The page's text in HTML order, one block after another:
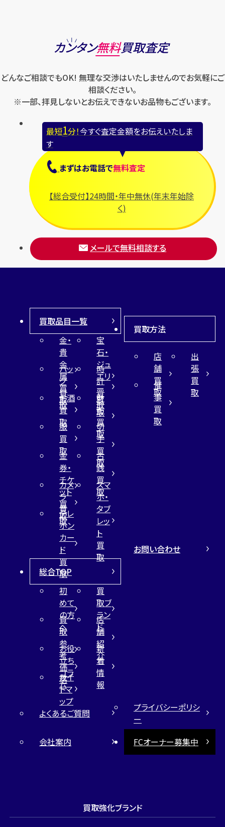
スウォッチ
ゼニス
セリーヌ
ハリー・ウィンストン
フェラガモ
フェンディ
ブライトリング
プラダ
フランク ミュラー
ロエベ
ロンジン
カンタン無料買取査定
どんなご相談でもOK! 無理な交渉はいたしませんのでお気軽にご
相談ください。
※一部、拝見しないとお伝えできないお品物もございます。
最短1分！今すぐ査定金額をお伝えいたしま
す
まずはお電話で無料査定
【総合受付】24時間・年中無休(年末年始除
く)
メールで無料相談する
買取品目一覧
金・
貴
金
属
買
取
宝
石・
ジュ
エリ
ー
買
取
バッ
グ
買
取
時
計
買
取
お酒
買
取
財
布
買
取
服
買
取
切
手
買
取
金
券・
チケ
ット
買
取
古
銭
買
取
カメ
ラ
買
取
スマ
ホ・
タブ
レッ
ト
買
取
テレ
ホン
カー
ド
買
取
買取方法
店
舗
買
取
出
張
買
取
催
事
買
取
総合TOP
初
めて
の方
へ
買
取ブ
ラン
ド
買
取
参
考
価
格
店
舗
紹
介
お役
立ち
コラ
ム
新
着
情
報
サイ
トマ
ップ
お問い合わせ
よくあるご質問
プライバシーポリシ
ー
会社案内
FCオーナー募集中
買取強化ブランド